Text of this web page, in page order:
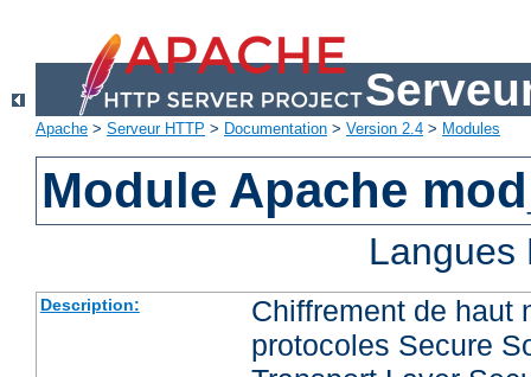
Apache > Serveur HTTP > Documentation > Version 2.4 > Modules
Module Apache
Description:
Chiffrement de haut
protocoles Secure